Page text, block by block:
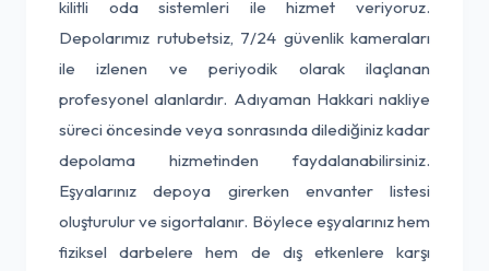
kilitli oda sistemleri ile hizmet veriyoruz.
Depolarımız rutubetsiz, 7/24 güvenlik kameraları
ile izlenen ve periyodik olarak ilaçlanan
profesyonel alanlardır. Adıyaman Hakkari nakliye
süreci öncesinde veya sonrasında dilediğiniz kadar
depolama hizmetinden faydalanabilirsiniz.
Eşyalarınız depoya girerken envanter listesi
oluşturulur ve sigortalanır. Böylece eşyalarınız hem
fiziksel darbelere hem de dış etkenlere karşı